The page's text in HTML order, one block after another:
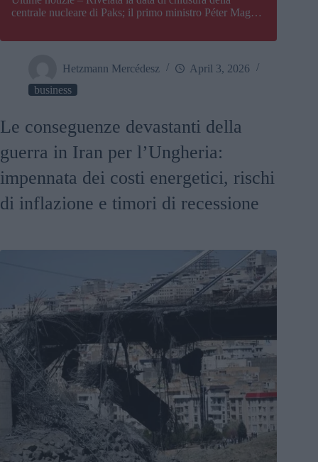
centrale nucleare di Paks; il primo ministro Péter Magyar
Hetzmann Mercédesz
April 3, 2026
business
Le conseguenze devastanti della
guerra in Iran per l’Ungheria:
impennata dei costi energetici, rischi
di inflazione e timori di recessione